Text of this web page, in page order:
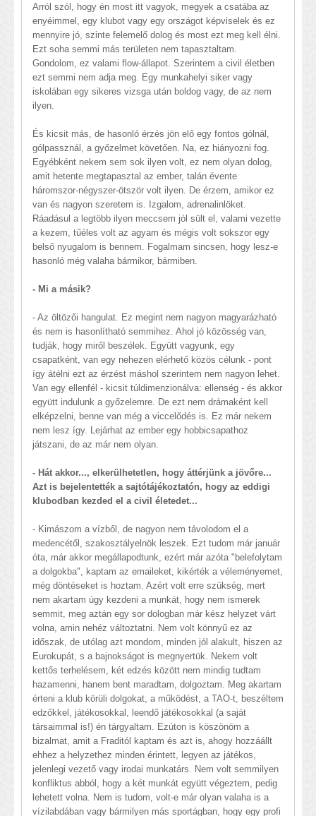
Arról szól, hogy én most itt vagyok, megyek a csatába az
enyéimmel, egy klubot vagy egy országot képviselek és ez
mennyire jó, szinte felemelő dolog és most ezt meg kell élni.
Ezt soha semmi más területen nem tapasztaltam.
Gondolom, ez valami flow-állapot. Szerintem a civil életben
ezt semmi nem adja meg. Egy munkahelyi siker vagy
iskolában egy sikeres vizsga után boldog vagy, de az nem
ilyen.
És kicsit más, de hasonló érzés jön elő egy fontos gólnál,
gólpassznál, a győzelmet követően. Na, ez hiányozni fog.
Egyébként nekem sem sok ilyen volt, ez nem olyan dolog,
amit hetente megtapasztal az ember, talán évente
háromszor-négyszer-ötször volt ilyen. De érzem, amikor ez
van és nagyon szeretem is. Izgalom, adrenalinlöket.
Ráadásul a legtöbb ilyen meccsem jól sült el, valami vezette
a kezem, tűéles volt az agyam és mégis volt sokszor egy
belső nyugalom is bennem. Fogalmam sincsen, hogy lesz-e
hasonló még valaha bármikor, bármiben.
- Mi a másik?
- Az öltözői hangulat. Ez megint nem nagyon magyarázható
és nem is hasonlítható semmihez. Ahol jó közösség van,
tudják, hogy miről beszélek. Együtt vagyunk, egy
csapatként, van egy nehezen elérhető közös célunk - pont
így átélni ezt az érzést máshol szerintem nem nagyon lehet.
Van egy ellenfél - kicsit túldimenzionálva: ellenség - és akkor
együtt indulunk a győzelemre. De ezt nem drámaként kell
elképzelni, benne van még a viccelődés is. Ez már nekem
nem lesz így. Lejárhat az ember egy hobbicsapathoz
játszani, de az már nem olyan.
- Hát akkor..., elkerülhetetlen, hogy áttérjünk a jövőre...
Azt is bejelentették a sajtótájékoztatón, hogy az eddigi
klubodban kezded el a civil életedet...
- Kimászom a vízből, de nagyon nem távolodom el a
medencétől, szakosztályelnök leszek. Ezt tudom már január
óta, már akkor megállapodtunk, ezért már azóta "belefolytam
a dolgokba", kaptam az emaileket, kikérték a véleményemet,
még döntéseket is hoztam. Azért volt erre szükség, mert
nem akartam úgy kezdeni a munkát, hogy nem ismerek
semmit, meg aztán egy sor dologban már kész helyzet várt
volna, amin nehéz változtatni. Nem volt könnyű ez az
időszak, de utólag azt mondom, minden jól alakult, hiszen az
Eurokupát, s a bajnokságot is megnyertük. Nekem volt
kettős terhelésem, két edzés között nem mindig tudtam
hazamenni, hanem bent maradtam, dolgoztam. Meg akartam
érteni a klub körüli dolgokat, a működést, a TAO-t, beszéltem
edzőkkel, játékosokkal, leendő játékosokkal (a saját
társaimmal is!) én tárgyaltam. Ezúton is köszönöm a
bizalmat, amit a Fraditól kaptam és azt is, ahogy hozzáállt
ehhez a helyzethez minden érintett, legyen az játékos,
jelenlegi vezető vagy irodai munkatárs. Nem volt semmilyen
konfliktus abból, hogy a két munkát együtt végeztem, pedig
lehetett volna. Nem is tudom, volt-e már olyan valaha is a
vízilabdában vagy bármilyen más sportágban, hogy egy profi